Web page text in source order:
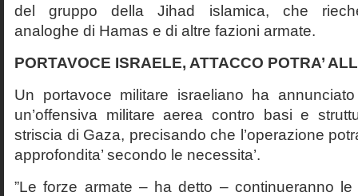
del gruppo della Jihad islamica, che
analoghe di Hamas e di altre fazioni armate.
PORTAVOCE ISRAELE, ATTACCO POTRA’
Un portavoce militare israeliano ha
un’offensiva militare aerea contro basi e
striscia di Gaza, precisando che l’operazione
approfondita’ secondo le necessita’.
”Le forze armate – ha detto – continueranno